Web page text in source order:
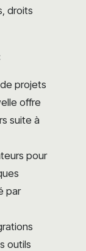
droits
projets
offre
suite à
pour
par
outils